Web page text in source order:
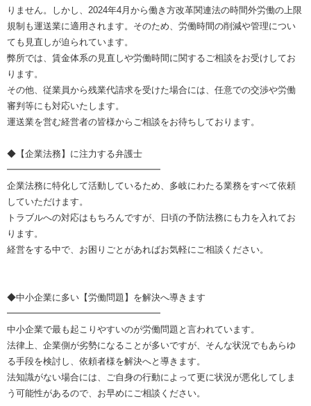
りません。しかし、2024年4月から働き方改革関連法の時間外労働の上限
規制も運送業に適用されます。そのため、労働時間の削減や管理につい
ても見直しが迫られています。
弊所では、賃金体系の見直しや労働時間に関するご相談をお受けしてお
ります。
その他、従業員から残業代請求を受けた場合には、任意での交渉や労働
審判等にも対応いたします。
運送業を営む経営者の皆様からご相談をお待ちしております。
◆【企業法務】に注力する弁護士
━━━━━━━━━━━━━━━━━
企業法務に特化して活動しているため、多岐にわたる業務をすべて依頼
していただけます。
トラブルへの対応はもちろんですが、日頃の予防法務にも力を入れてお
ります。
経営をする中で、お困りごとがあればお気軽にご相談ください。
◆中小企業に多い【労働問題】を解決へ導きます
━━━━━━━━━━━━━━━━━
中小企業で最も起こりやすいのが労働問題と言われています。
法律上、企業側が劣勢になることが多いですが、そんな状況でもあらゆ
る手段を検討し、依頼者様を解決へと導きます。
法知識がない場合には、ご自身の行動によって更に状況が悪化してしま
う可能性があるので、お早めにご相談ください。